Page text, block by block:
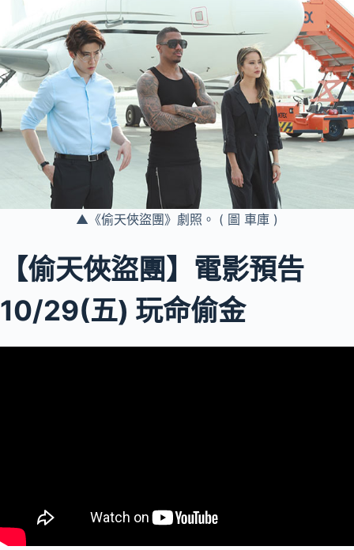
▲《偷天俠盜團》劇照。 ( 圖 車庫 )
【偷天俠盜團】電影預告
10/29(五) 玩命偷金